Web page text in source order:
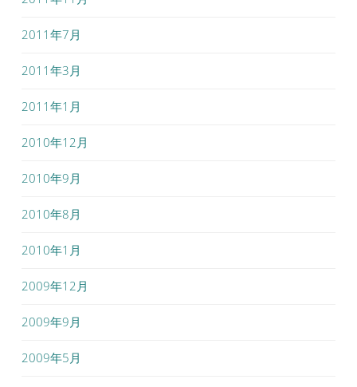
2011年7月
2011年3月
2011年1月
2010年12月
2010年9月
2010年8月
2010年1月
2009年12月
2009年9月
2009年5月